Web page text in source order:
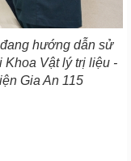
hướng dẫn sử
Khoa Vật lý trị liệu -
Gia An 115